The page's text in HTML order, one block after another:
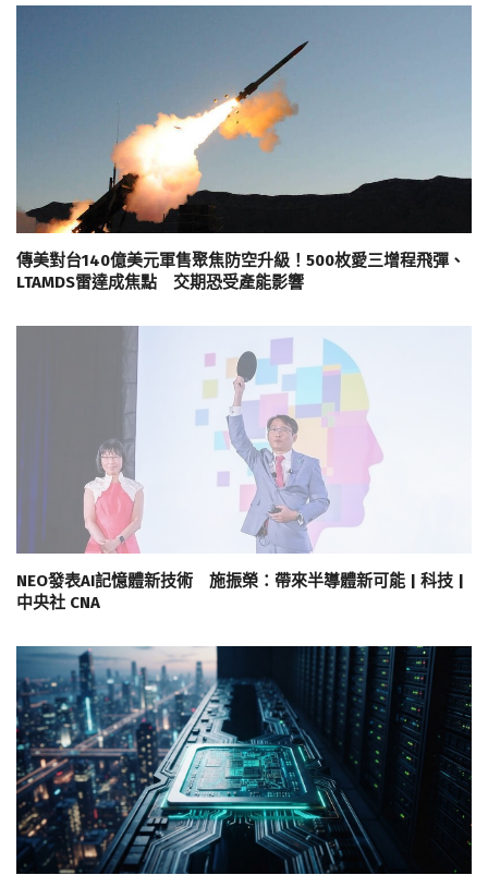
傳美對台140億美元軍售聚焦防空升級！500枚愛三增程飛彈、
LTAMDS雷達成焦點 交期恐受產能影響
NEO發表AI記憶體新技術 施振榮：帶來半導體新可能 | 科技 |
中央社 CNA